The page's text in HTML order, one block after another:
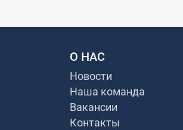
О НАС
Новости
Наша команда
Вакансии
Контакты